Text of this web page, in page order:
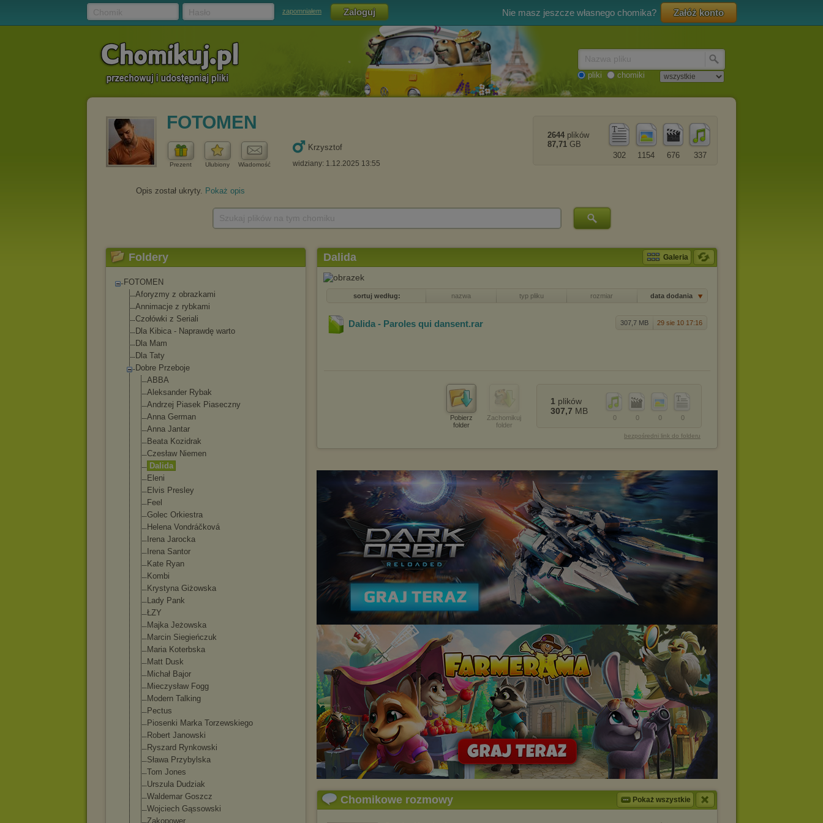
zapomniałem Nie masz jeszcze własnego chomika? Załóż konto
pliki chomiki
FOTOMEN
Prezent Ulubiony Wiadomość
Krzysztof
widziany: 1.12.2025 13:55
337
676
1154
302
2644 plików
87,71 GB
Opis został ukryty. Pokaż opis
Foldery
FOTOMEN
Aforyzmy z obrazkami
Annimacje z rybkami
Czołówki z Seriali
Dla Kibica - Naprawdę warto
Dla Mam
Dla Taty
Dobre Przeboje
ABBA
Aleksander Rybak
Andrzej Piasek Piaseczny
Anna German
Anna Jantar
Beata Kozidrak
Czesław Niemen
Dalida
Eleni
Elvis Presley
Feel
Golec Orkiestra
Helena Vondráčková
Irena Jarocka
Irena Santor
Kate Ryan
Kombi
Krystyna Giżowska
Lady Pank
ŁZY
Majka Jeżowska
Marcin Siegieńczuk
Maria Koterbska
Matt Dusk
Michał Bajor
Mieczysław Fogg
Modern Talking
Pectus
Piosenki Marka Torzewskiego
Robert Janowski
Ryszard Rynkowski
Sława Przybylska
Tom Jones
Urszula Dudziak
Waldemar Goszcz
Wojciech Gąssowski
Zakopower
Dalida Galeria
sortuj według: nazwa typ pliku rozmiar data dodania
307,7 MB 29 sie 10 17:16
Dalida - Paroles qui dansent.rar
Pobierz
folder
Zachomikuj
folder
0
0
0
0
1 plików
307,7 MB
bezpośredni link do folderu
Chomikowe rozmowy Pokaż wszystkie